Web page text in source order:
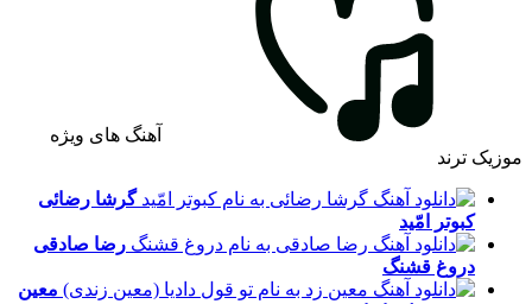
آهنگ های ویژه
موزیک ترند
گرشا رضائی
کبوتر امّید
رضا صادقی
دروغ قشنگ
معین